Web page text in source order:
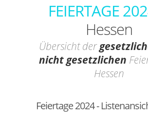
FEIERTAGE
Hessen
Übersicht der
nicht gesetzlichen
Hessen
Feiertage 2024 -